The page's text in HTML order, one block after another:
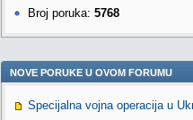
Broj poruka: 5768
NOVE PORUKE U OVOM FORUMU
Specijalna vojna operacija u